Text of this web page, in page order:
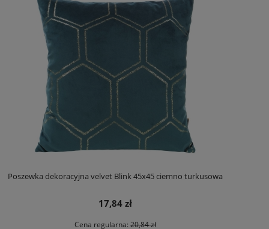
Poszewka dekoracyjna velvet Blink 45x45 ciemno turkusowa
17,84 zł
Cena regularna: 20,84 zł